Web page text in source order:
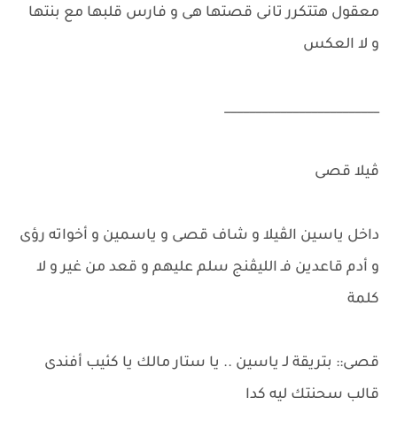
معقول هتتكرر تانى قصتها هى و فارس قلبها مع بنتها
و لا العكس
_________________________
ڤيلا قصى
داخل ياسين الڤيلا و شاف قصى و ياسمين و أخواته رؤى
و أدم قاعدين فـ الليڤنج سلم عليهم و قعد من غير و لا
كلمة
قصى:: بتريقة لـ ياسين .. يا ستار مالك يا كئيب أفندى
قالب سحنتك ليه كدا